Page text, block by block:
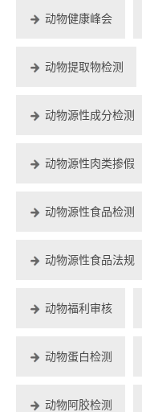
动物健康峰会
动物提取物检测
动物源性成分检测
动物源性肉类掺假
动物源性食品检测
动物源性食品法规
动物福利审核
动物蛋白检测
动物阿胶检测